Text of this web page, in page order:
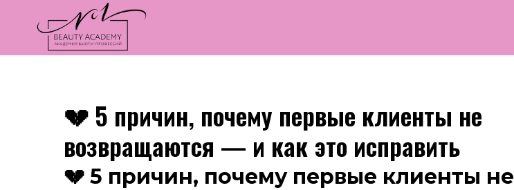
💔 5 причин, почему первые клиенты не
возвращаются — и как это исправить
💔 5 причин, почему первые клиенты не